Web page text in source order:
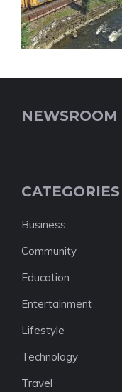
NEWSROOM
CATEGORIES
Business
Community
Education
Entertainment
Lifestyle
Technology
Travel